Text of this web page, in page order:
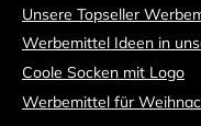
Unsere Topseller
Werbemittel Ideen in
Coole Socken mit Logo
Werbemittel für